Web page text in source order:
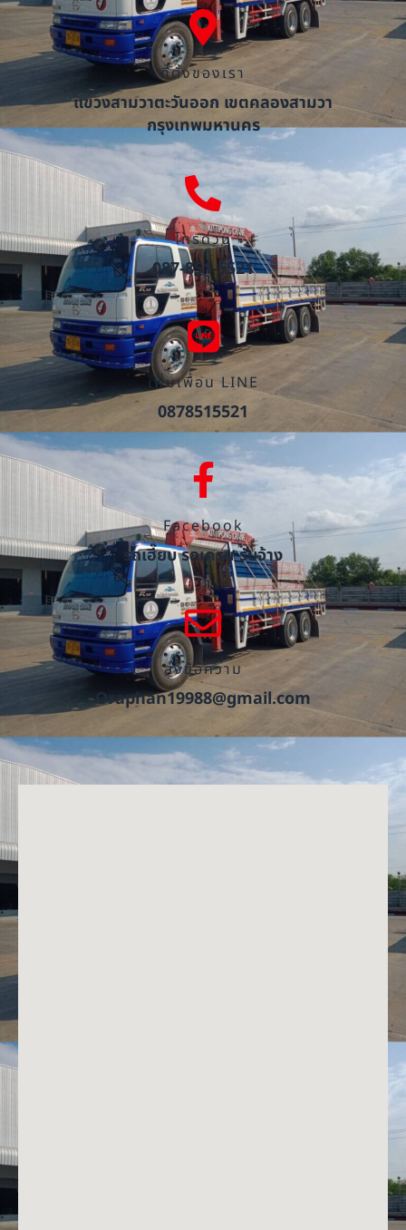
ที่ตั้งของเรา
แขวงสามวาตะวันออก เขตคลองสามวา
กรุงเทพมหานคร
โทรด่วน
087-851-5521
เพิ่มเพื่อน LINE
0878515521
Facebook
รถเฮี๊ยบ รถเครน รับจ้าง
ส่งข้อความ
Oraphan19988@gmail.com